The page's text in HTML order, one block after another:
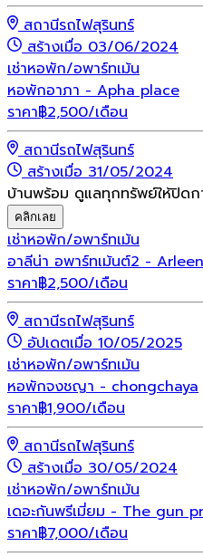
สถานีรถไฟสุรินทร์
สร้างเมื่อ 03/06/2024
เช่าหอพัก/อพาร์ทเม้น
หอพักอาภา - Apha place
ราคา฿2,500/เดือน
สถานีรถไฟสุรินทร์
สร้างเมื่อ 31/05/2024
บ้านพร้อม ดูแลทุกทรัพย์ให้ปิด
คลิกเลย
เช่าหอพัก/อพาร์ทเม้น
อาลีน่า อพาร์ทเม้นต์2 -
ราคา฿2,500/เดือน
สถานีรถไฟสุรินทร์
อัปเดตเมื่อ 10/05/2025
เช่าหอพัก/อพาร์ทเม้น
หอพักจงชญา - chongchaya
ราคา฿1,900/เดือน
สถานีรถไฟสุรินทร์
สร้างเมื่อ 30/05/2024
เช่าหอพัก/อพาร์ทเม้น
เดอะกันพรีเมี่ยม - The gun
ราคา฿7,000/เดือน